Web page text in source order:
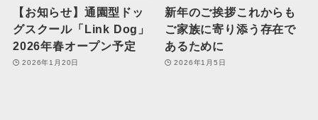
【お知らせ】通園型ドッ
グスクール「Link Dog」
2026年春オープン予定
2026年1月20日
新年のご挨拶これからも
ご家族に寄り添う存在で
あるために
2026年1月5日